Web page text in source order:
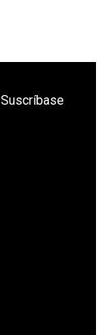
Suscríbase